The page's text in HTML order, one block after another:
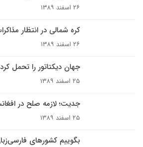
۲۶ اسفند ۱۳۸۹
کره شمالی در انتظار
۲۶ اسفند ۱۳۸۹
جهان دیکتاتور را تحمل
۲۵ اسفند ۱۳۸۹
جديت؛ لازمه صلح در
۲۵ اسفند ۱۳۸۹
بگوييم کشورهاى